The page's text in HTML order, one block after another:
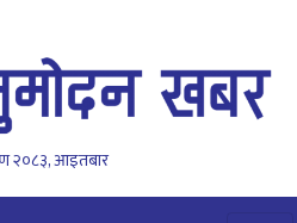
२०८३, आइतबार